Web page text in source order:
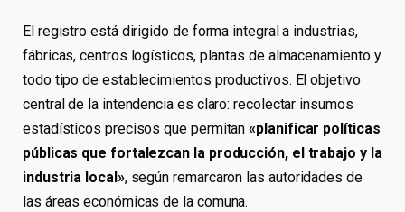
El registro está dirigido de forma integral a industrias,
fábricas, centros logísticos, plantas de almacenamiento y
todo tipo de establecimientos productivos. El objetivo
central de la intendencia es claro: recolectar insumos
estadísticos precisos que permitan«planificar políticas
públicas que fortalezcan la producción, el trabajo y la
industria local», según remarcaron las autoridades de
las áreas económicas de la comuna.